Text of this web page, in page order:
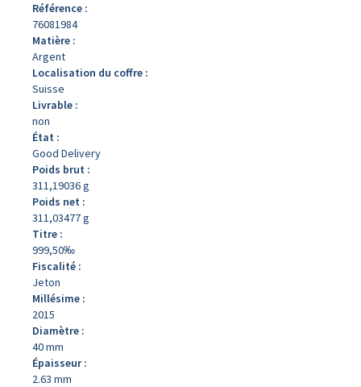
Référence :
76081984
Matière :
Argent
Localisation du coffre :
Suisse
Livrable :
non
État :
Good Delivery
Poids brut :
311,19036 g
Poids net :
311,03477 g
Titre :
999,50‰
Fiscalité :
Jeton
Millésime :
2015
Diamètre :
40 mm
Épaisseur :
2.63 mm